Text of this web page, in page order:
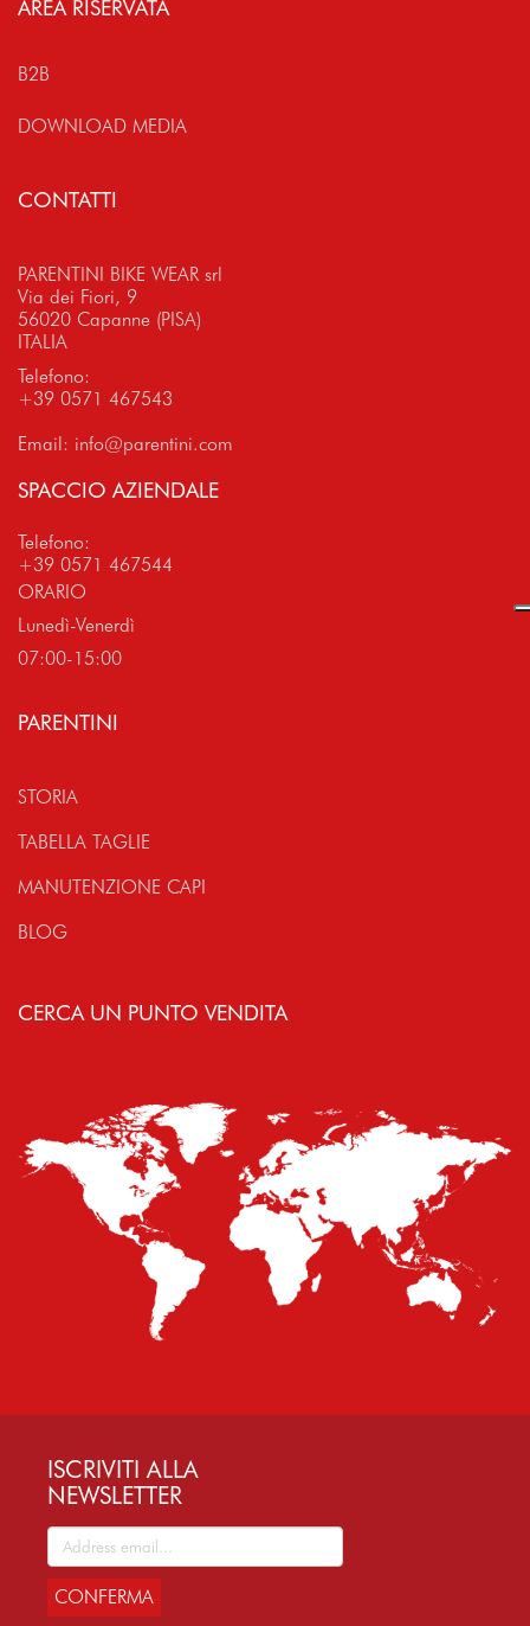
AREA RISERVATA
B2B
DOWNLOAD MEDIA
CONTATTI
PARENTINI BIKE WEAR srl
Via dei Fiori, 9
56020 Capanne (PISA)
ITALIA
Telefono:
+39 0571 467543
Email: info@parentini.com
SPACCIO AZIENDALE
Telefono:
+39 0571 467544
ORARIO
Lunedì-Venerdì
07:00-15:00
PARENTINI
STORIA
TABELLA TAGLIE
MANUTENZIONE CAPI
BLOG
CERCA UN PUNTO VENDITA
ISCRIVITI ALLA
NEWSLETTER
CONFERMA